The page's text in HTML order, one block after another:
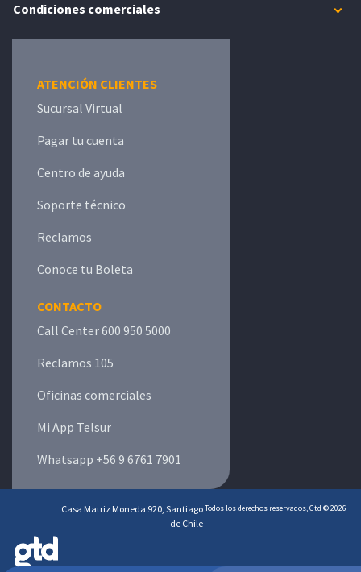
Condiciones comerciales
ATENCIÓN CLIENTES
Sucursal Virtual
Pagar tu cuenta
Centro de ayuda
Soporte técnico
Reclamos
Conoce tu Boleta
CONTACTO
Call Center 600 950 5000
Reclamos 105
Oficinas comerciales
Mi App Telsur
Whatsapp +56 9 6761 7901
Casa Matriz Moneda 920, Santiago
de Chile
Todos los derechos reservados, Gtd © 2026